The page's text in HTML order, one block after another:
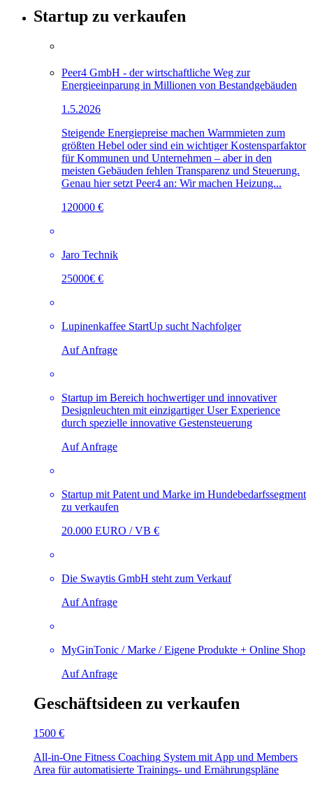
Startup zu verkaufen
Peer4 GmbH - der wirtschaftliche Weg zur
Energieeinparung in Millionen von Bestandgebäuden
1.5.2026
Steigende Energiepreise machen Warmmieten zum
größten Hebel oder sind ein wichtiger Kostensparfaktor
für Kommunen und Unternehmen – aber in den
meisten Gebäuden fehlen Transparenz und Steuerung.
Genau hier setzt Peer4 an: Wir machen Heizung...
120000 €
Jaro Technik
25000€ €
Lupinenkaffee StartUp sucht Nachfolger
Auf Anfrage
Startup im Bereich hochwertiger und innovativer
Designleuchten mit einzigartiger User Experience
durch spezielle innovative Gestensteuerung
Auf Anfrage
Startup mit Patent und Marke im Hundebedarfssegment
zu verkaufen
20.000 EURO / VB €
Die Swaytis GmbH steht zum Verkauf
Auf Anfrage
MyGinTonic / Marke / Eigene Produkte + Online Shop
Auf Anfrage
Geschäftsideen zu verkaufen
1500 €
All-in-One Fitness Coaching System mit App und Members
Area für automatisierte Trainings- und Ernährungspläne